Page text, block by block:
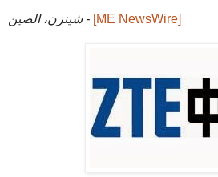
شينزن، الصين - [ME NewsWire]